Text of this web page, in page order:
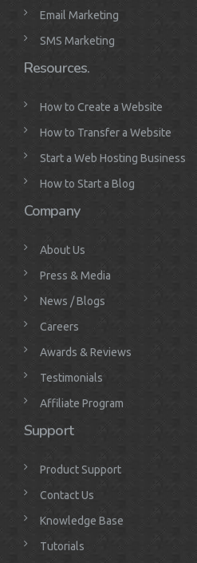
Email Marketing
SMS Marketing
Resources.
How to Create a Website
How to Transfer a Website
Start a Web Hosting Business
How to Start a Blog
Company
About Us
Press & Media
News / Blogs
Careers
Awards & Reviews
Testimonials
Affiliate Program
Support
Product Support
Contact Us
Knowledge Base
Tutorials